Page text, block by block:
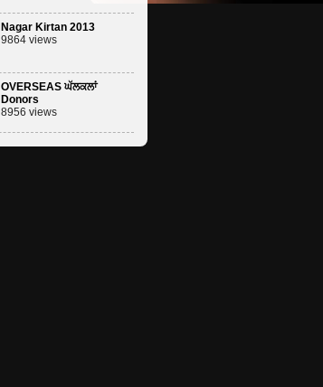
Nagar Kirtan 2013
9864 views
OVERSEAS ਘੱਲਕਲਾਂ
Donors
8956 views